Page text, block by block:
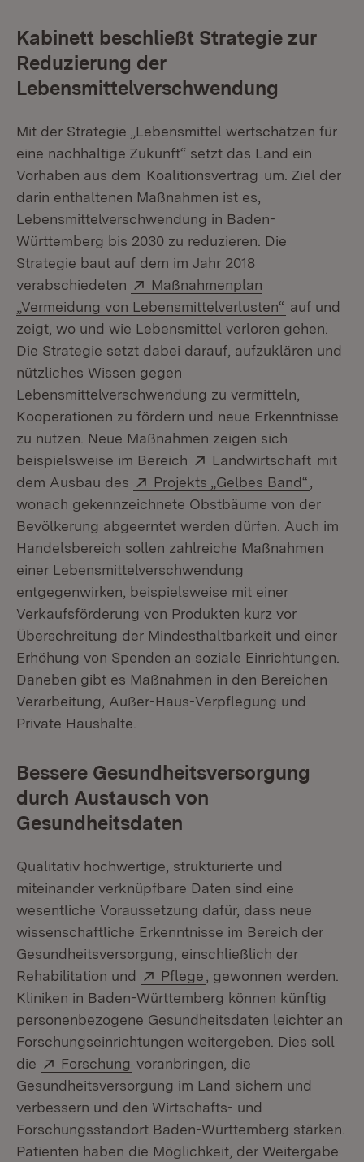
Kabinett beschließt Strategie zur
Reduzierung der
Lebensmittelverschwendung
Mit der Strategie „Lebensmittel wertschätzen für
eine nachhaltige Zukunft“ setzt das Land ein
Vorhaben aus dem Koalitionsvertrag um. Ziel der
darin enthaltenen Maßnahmen ist es,
Lebensmittelverschwendung in Baden-
Württemberg bis 2030 zu reduzieren. Die
Strategie baut auf dem im Jahr 2018
verabschiedeten
Extern:
Maßnahmenplan
„Vermeidung von Lebensmittelverlusten“ (Öffnet in
auf und
zeigt, wo und wie Lebensmittel verloren gehen.
Die Strategie setzt dabei darauf, aufzuklären und
nützliches Wissen gegen
Lebensmittelverschwendung zu vermitteln,
Kooperationen zu fördern und neue Erkenntnisse
zu nutzen. Neue Maßnahmen zeigen sich
beispielsweise im Bereich
Extern:
Landwirtschaft mit
dem Ausbau des
Extern:
Projekts „Gelbes Band“
wonach gekennzeichnete Obstbäume von der
Bevölkerung abgeerntet werden dürfen. Auch im
Handelsbereich sollen zahlreiche Maßnahmen
einer Lebensmittelverschwendung
entgegenwirken, beispielsweise mit einer
Verkaufsförderung von Produkten kurz vor
Überschreitung der Mindesthaltbarkeit und einer
Erhöhung von Spenden an soziale Einrichtungen.
Daneben gibt es Maßnahmen in den Bereichen
Verarbeitung, Außer-Haus-Verpflegung und
Private Haushalte.
Bessere Gesundheitsversorgung
durch Austausch von
Gesundheitsdaten
Qualitativ hochwertige, strukturierte und
miteinander verknüpfbare Daten sind eine
wesentliche Voraussetzung dafür, dass neue
wissenschaftliche Erkenntnisse im Bereich der
Gesundheitsversorgung, einschließlich der
Rehabilitation und
Extern:
Pflege (Öffnet in neuem
, gewonnen werden.
Kliniken in Baden-Württemberg können künftig
personenbezogene Gesundheitsdaten leichter an
Forschungseinrichtungen weitergeben. Dies soll
die
Extern:
Forschung (Öffnet in neuem Fenster)
voranbringen, die
Gesundheitsversorgung im Land sichern und
verbessern und den Wirtschafts- und
Forschungsstandort Baden-Württemberg stärken.
Patienten haben die Möglichkeit, der Weitergabe